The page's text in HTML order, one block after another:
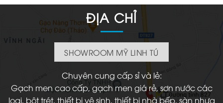
ĐỊA CHỈ
SHOWROOM MỸ LINH TÚ
Chuyên cung cấp sỉ và lẻ:
Gạch men cao cấp, gạch men giá rẻ, sơn nước các
loại, bột trét, thiết bị vệ sinh, thiết bị nhà bếp, sàn nhựa